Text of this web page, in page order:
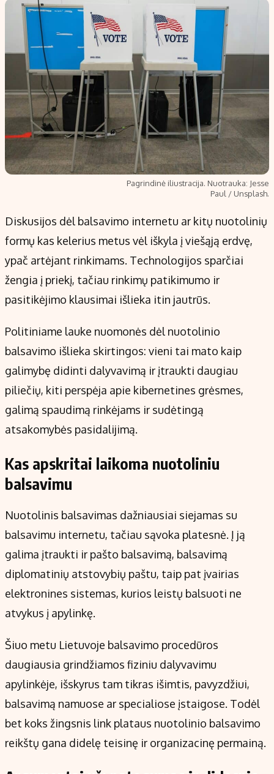
Pagrindinė iliustracija. Nuotrauka: Jesse
Paul / Unsplash.
Diskusijos dėl balsavimo internetu ar kitų nuotolinių
formų kas kelerius metus vėl iškyla į viešąją erdvę,
ypač artėjant rinkimams. Technologijos sparčiai
žengia į priekį, tačiau rinkimų patikimumo ir
pasitikėjimo klausimai išlieka itin jautrūs.
Politiniame lauke nuomonės dėl nuotolinio
balsavimo išlieka skirtingos: vieni tai mato kaip
galimybę didinti dalyvavimą ir įtraukti daugiau
piliečių, kiti perspėja apie kibernetines grėsmes,
galimą spaudimą rinkėjams ir sudėtingą
atsakomybės pasidalijimą.
Kas apskritai laikoma nuotoliniu
balsavimu
Nuotolinis balsavimas dažniausiai siejamas su
balsavimu internetu, tačiau sąvoka platesnė. Į ją
galima įtraukti ir pašto balsavimą, balsavimą
diplomatinių atstovybių paštu, taip pat įvairias
elektronines sistemas, kurios leistų balsuoti ne
atvykus į apylinkę.
Šiuo metu Lietuvoje balsavimo procedūros
daugiausia grindžiamos fiziniu dalyvavimu
apylinkėje, išskyrus tam tikras išimtis, pavyzdžiui,
balsavimą namuose ar specialiose įstaigose. Todėl
bet koks žingsnis link plataus nuotolinio balsavimo
reikštų gana didelę teisinę ir organizacinę permainą.